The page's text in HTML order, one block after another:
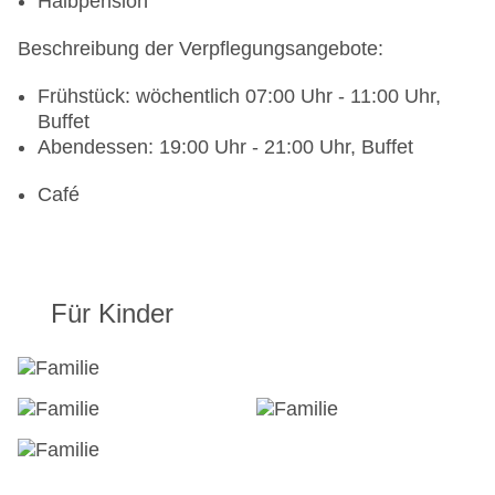
Beschreibung der Verpflegungsangebote:
Frühstück: wöchentlich 07:00 Uhr - 11:00 Uhr,
Buffet
Abendessen: 19:00 Uhr - 21:00 Uhr, Buffet
Café
Für Kinder